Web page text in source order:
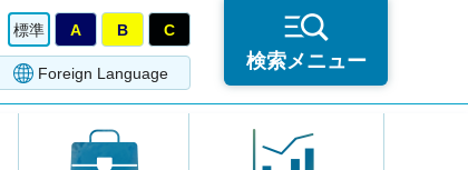
標準 A B C
Foreign Language
検索メニュー